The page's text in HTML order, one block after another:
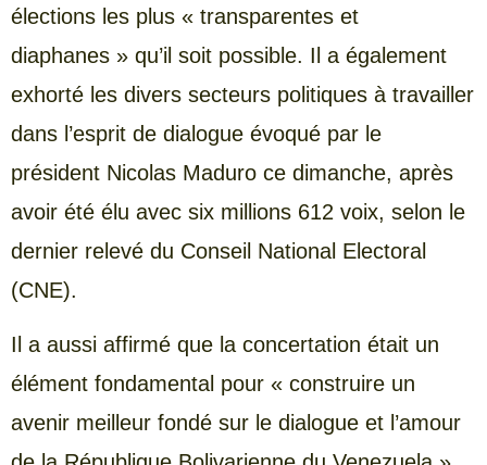
élections les plus « transparentes et
diaphanes » qu’il soit possible. Il a également
exhorté les divers secteurs politiques à travailler
dans l’esprit de dialogue évoqué par le
président Nicolas Maduro ce dimanche, après
avoir été élu avec six millions 612 voix, selon le
dernier relevé du Conseil National Electoral
(CNE).
Il a aussi affirmé que la concertation était un
élément fondamental pour « construire un
avenir meilleur fondé sur le dialogue et l’amour